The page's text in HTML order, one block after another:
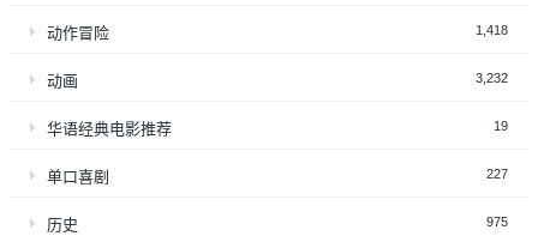
动作冒险 1,418
动画 3,232
华语经典电影推荐 19
单口喜剧 227
历史 975